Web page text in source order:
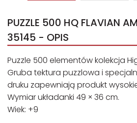
PUZZLE 500 HQ FLAVIAN
35145 - OPIS
Puzzle 500 elementów kolekcja
Gruba tektura puzzlowa i
druku zapewniają produkt
Wymiar układanki 49 × 36 cm.
Wiek: +9